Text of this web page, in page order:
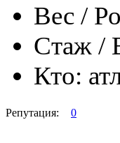
Вес /
Стаж /
Кто:
Репутация: 0